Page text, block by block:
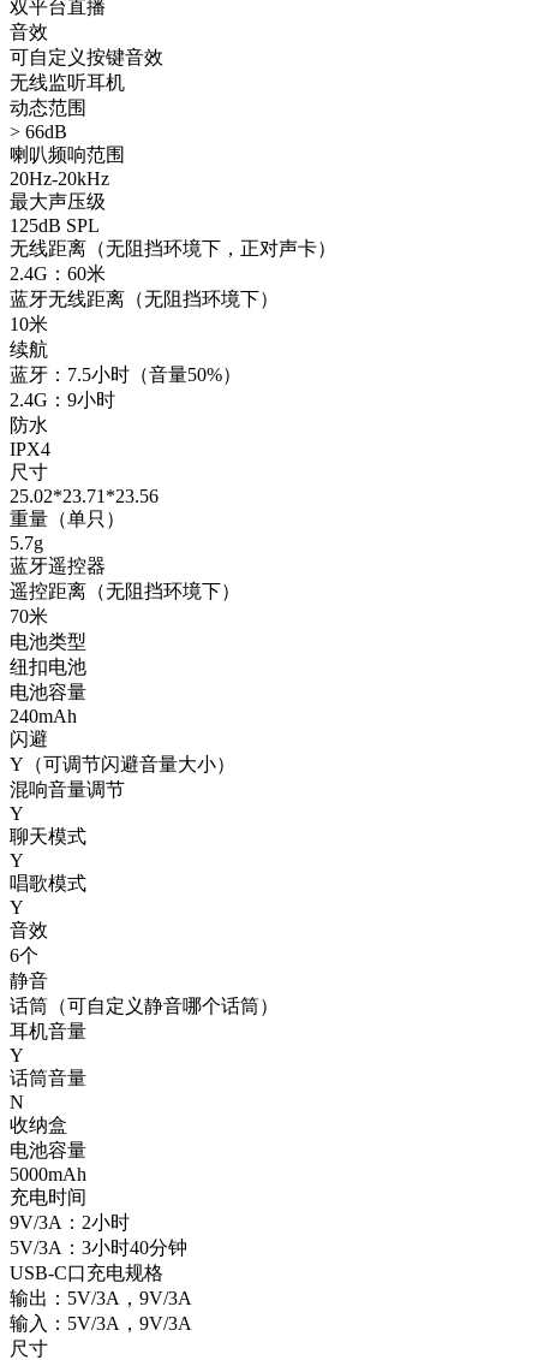
双平台直播
音效
可自定义按键音效
无线监听耳机
动态范围
> 66dB
喇叭频响范围
20Hz-20kHz
最大声压级
125dB SPL
无线距离（无阻挡环境下，正对声卡）
2.4G：60米
蓝牙无线距离（无阻挡环境下）
10米
续航
蓝牙：7.5小时（音量50%）
2.4G：9小时
防水
IPX4
尺寸
25.02*23.71*23.56
重量（单只）
5.7g
蓝牙遥控器
遥控距离（无阻挡环境下）
70米
电池类型
纽扣电池
电池容量
240mAh
闪避
Y（可调节闪避音量大小）
混响音量调节
Y
聊天模式
Y
唱歌模式
Y
音效
6个
静音
话筒（可自定义静音哪个话筒）
耳机音量
Y
话筒音量
N
收纳盒
电池容量
5000mAh
充电时间
9V/3A：2小时
5V/3A：3小时40分钟
USB-C口充电规格
输出：5V/3A，9V/3A
输入：5V/3A，9V/3A
尺寸